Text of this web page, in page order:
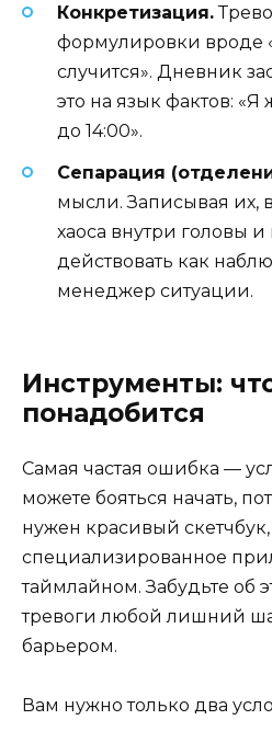
Конкретизация.
формулировки вроде
случится». Дневник
это на язык фактов: «Я
до 14:00».
Сепарация
мысли. Записывая их,
хаоса внутри головы и
действовать как
менеджер ситуации.
Инструменты:
понадобится
Самая частая ошибка —
можете бояться начать,
нужен красивый
специализированное
таймлайном. Забудьте об
тревоги любой лишний
барьером.
Вам нужно только два